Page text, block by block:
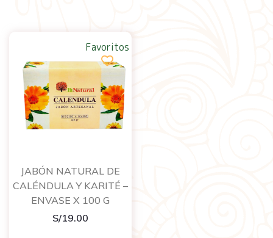
JABÓN NATURAL DE
CALÉNDULA Y KARITÉ –
ENVASE X 100 G
S/19.00
Favoritos